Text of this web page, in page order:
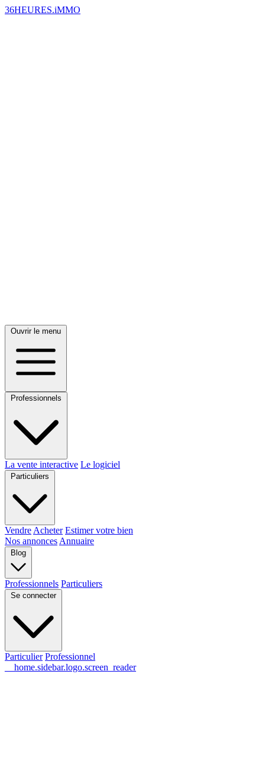
36HEURES.iMMO
Ouvrir le menu
Professionnels
La vente interactive Le logiciel
Particuliers
Vendre Acheter Estimer votre bien
Nos annonces Annuaire
Blog
Professionnels Particuliers
Se connecter
Particulier Professionnel
__home.sidebar.logo.screen_reader